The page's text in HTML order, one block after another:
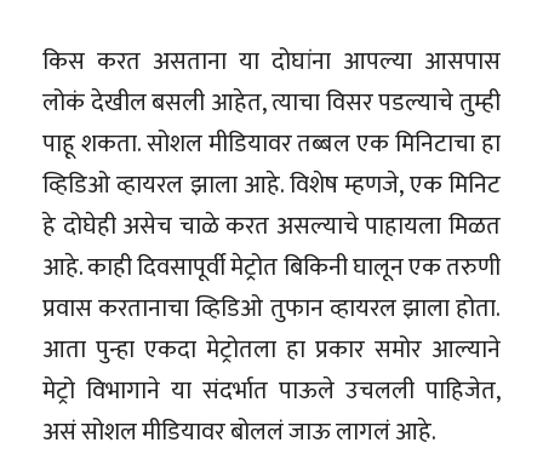
किस करत असताना या दोघांना आपल्या आसपास
लोकं देखील बसली आहेत, त्याचा विसर पडल्याचे तुम्ही
पाहू शकता. सोशल मीडियावर तब्बल एक मिनिटाचा हा
व्हिडिओ व्हायरल झाला आहे. विशेष म्हणजे, एक मिनिट
हे दोघेही असेच चाळे करत असल्याचे पाहायला मिळत
आहे. काही दिवसापूर्वी मेट्रोत बिकिनी घालून एक तरुणी
प्रवास करतानाचा व्हिडिओ तुफान व्हायरल झाला होता.
आता पुन्हा एकदा मेट्रोतला हा प्रकार समोर आल्याने
मेट्रो विभागाने या संदर्भात पाऊले उचलली पाहिजेत,
असं सोशल मीडियावर बोललं जाऊ लागलं आहे.